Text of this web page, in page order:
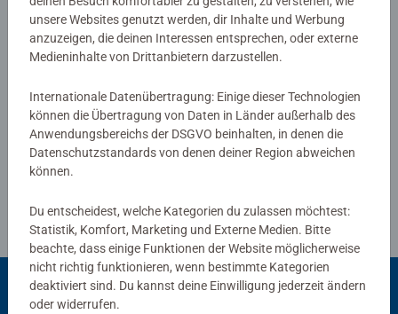
Richtlinien für Bewertungen
unsere Websites genutzt werden, dir Inhalte und Werbung
anzuzeigen, die deinen Interessen entsprechen, oder externe
Medieninhalte von Drittanbietern darzustellen.
Internationale Datenübertragung: Einige dieser Technologien
können die Übertragung von Daten in Länder außerhalb des
Anwendungsbereichs der DSGVO beinhalten, in denen die
Datenschutzstandards von denen deiner Region abweichen
können.
Du entscheidest, welche Kategorien du zulassen möchtest:
Statistik, Komfort, Marketing und Externe Medien. Bitte
beachte, dass einige Funktionen der Website möglicherweise
nicht richtig funktionieren, wenn bestimmte Kategorien
deaktiviert sind. Du kannst deine Einwilligung jederzeit ändern
oder widerrufen.